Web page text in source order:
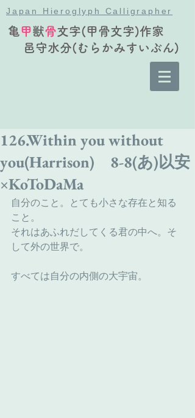
Japan Hieroglyph Calligrapher
亀甲獣骨文字(甲骨文字)作家
邑守水分(むらかみすいぶん)
126.Within you without
you(Harrison) 8-8(あ)以安
×KoToDaMa
自分のこと。とても小さな存在と知る
こと。
それはあふれだしてくる君の中へ。そ
して外の世界で。
すべては自分の内側の大宇宙。